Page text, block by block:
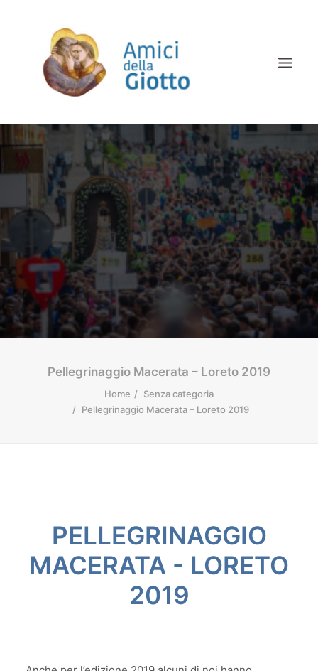
CHI SIAMO
COSA FACCIAMO
ALBUM
SOSTIENICI
DOCUMENTI
CONTATTI
Pellegrinaggio Macerata – Loreto 2019
Home
Senza categoria
Pellegrinaggio Macerata – Loreto 2019
PELLEGRINAGGIO
MACERATA - LORETO
2019